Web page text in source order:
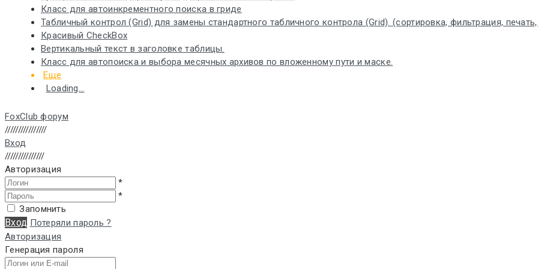
Класс для автоинкрементного поиска в гриде
Табличный контрол (Grid) для замены стандартного табличного контрола (Grid). (сортировка, фильтрация,
Красивый CheckBox
Вертикальный текст в заголовке таблицы.
Класс для автопоиска и выбора месячных архивов по вложенному пути и маске.
Еще
Loading...
FoxClub форум
////////////////
Вход
///////////////
Авторизация
*
*
Запомнить
Вход Потеряли пароль ?
Авторизация
Генерация пароля